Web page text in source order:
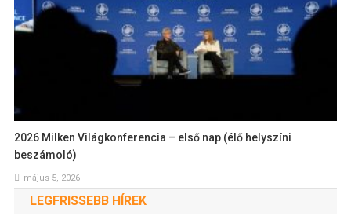
2026 Milken Világkonferencia – első nap (élő helyszíni
beszámoló)
május 5, 2026
LEGFRISSEBB HÍREK